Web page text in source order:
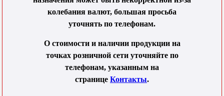
колебания валют, большая просьба
уточнять по телефонам.
О стоимости и наличии продукции на
точках розничной сети уточняйте по
телефонам, указанным на
странице Контакты.